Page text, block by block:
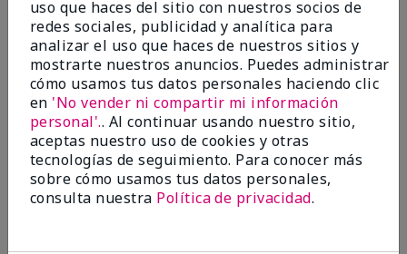
por Brenda
deKent
Comprador verificado
Evaluado en
marykay.com/en-us/
Comentarios sobre White Tea & Citrus Satin
Hands® Nourishing Shea Cream
I love all the white tea and citrus moisturizing
products. They work better than any similar products
I've used for dry skin. I use them myself and buy
uso que haces del sitio con nuestros socios de
redes sociales, publicidad y analítica para
analizar el uso que haces de nuestros sitios y
mostrarte nuestros anuncios. Puedes administrar
cómo usamos tus datos personales haciendo clic
en 'No vender ni compartir mi información
personal'.. Al continuar usando nuestro sitio,
aceptas nuestro uso de cookies y otras
tecnologías de seguimiento. Para conocer más
sobre cómo usamos tus datos personales,
consulta nuestra Política de privacidad.